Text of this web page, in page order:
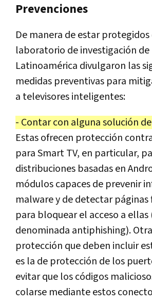
Prevenciones
De manera de estar protegidos
laboratorio de investigación de
Latinoamérica divulgaron las
medidas preventivas para
a televisores inteligentes:
- Contar con alguna solución
Estas ofrecen protección
para Smart TV, en particular,
distribuciones basadas en
módulos capaces de prevenir
malware y de detectar
para bloquear el acceso a
denominada antiphishing).
protección que deben incluir
es la de protección de los
evitar que los códigos
colarse mediante estos